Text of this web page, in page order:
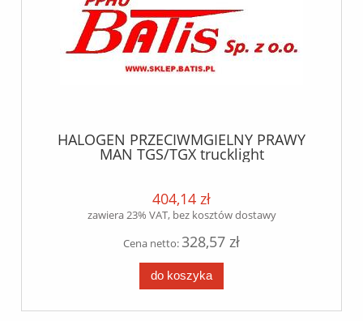
HALOGEN PRZECIWMGIELNY PRAWY
MAN TGS/TGX trucklight
404,14 zł
zawiera 23% VAT, bez kosztów dostawy
Cena netto:328,57 zł
do koszyka